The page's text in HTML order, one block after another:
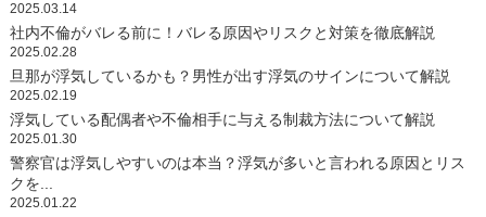
2025.03.14
社内不倫がバレる前に！バレる原因やリスクと対策を徹底解説
2025.02.28
旦那が浮気しているかも？男性が出す浮気のサインについて解説
2025.02.19
浮気している配偶者や不倫相手に与える制裁方法について解説
2025.01.30
警察官は浮気しやすいのは本当？浮気が多いと言われる原因とリス
クを...
2025.01.22